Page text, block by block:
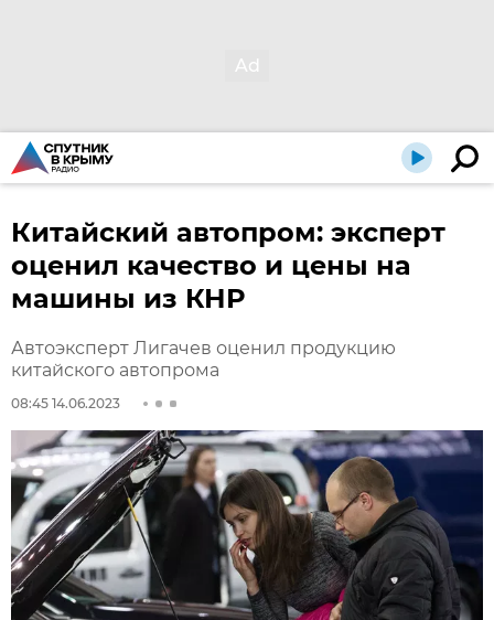
Китайский автопром: эксперт
оценил качество и цены на
машины из КНР
Автоэксперт Лигачев оценил продукцию
китайского автопрома
08:45 14.06.2023